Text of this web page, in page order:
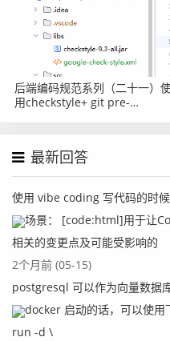
后端编码规范系列（二十一）
用checkstyle+ git pre-
最新回答
使用 vibe coding 写代码的时
场景： [code:html]用于让
相关的变更点及可能受影响的
2个月前 (05-15)
postgresql 可以作为向量数据
docker 启动的话，可以使
run -d \